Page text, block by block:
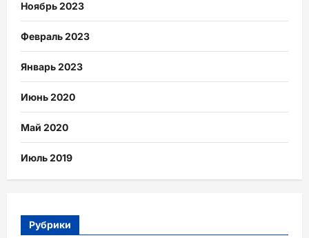
Ноябрь 2023
Февраль 2023
Январь 2023
Июнь 2020
Май 2020
Июль 2019
Рубрики